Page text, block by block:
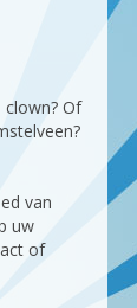
clown? Of
van
uw
of